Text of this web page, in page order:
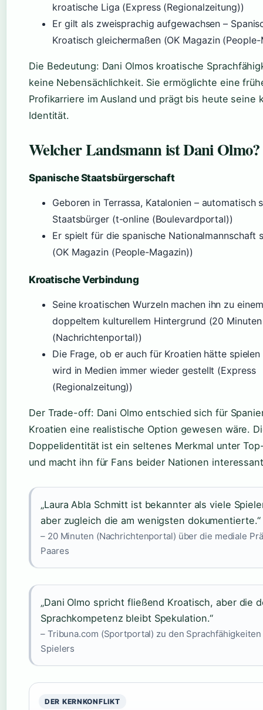
kroatische Liga (Express (Regionalzeitung))
Er gilt als zweisprachig aufgewachsen –
Kroatisch gleichermaßen (OK Magazin
Die Bedeutung: Dani Olmos kroatische
keine Nebensächlichkeit. Sie ermöglichte eine
Profikarriere im Ausland und prägt bis heute seine
Identität.
Welcher Landsmann ist Dani Olmo?
Spanische Staatsbürgerschaft
Geboren in Terrassa, Katalonien – automatisch
Staatsbürger (t-online (Boulevardportal))
Er spielt für die spanische Nationalmannschaft
(OK Magazin (People-Magazin))
Kroatische Verbindung
Seine kroatischen Wurzeln machen ihn zu
doppeltem kulturellem Hintergrund (20 Minuten
(Nachrichtenportal))
Die Frage, ob er auch für Kroatien hätte spielen
wird in Medien immer wieder gestellt (Express
(Regionalzeitung))
Der Trade-off: Dani Olmo entschied sich für
Kroatien eine realistische Option gewesen wäre.
Doppelidentität ist ein seltenes Merkmal unter
und macht ihn für Fans beider Nationen
„Laura Abla Schmitt ist bekannter als viele
aber zugleich die am wenigsten dokumentierte.“
– 20 Minuten (Nachrichtenportal) über die mediale
Paares
„Dani Olmo spricht fließend Kroatisch, aber die
Sprachkompetenz bleibt Spekulation.“
– Tribuna.com (Sportportal) zu den
Spielers
DER KERNKONFLIKT